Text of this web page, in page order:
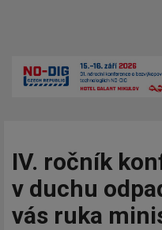
IV. ročník
v duchu
vás ruka